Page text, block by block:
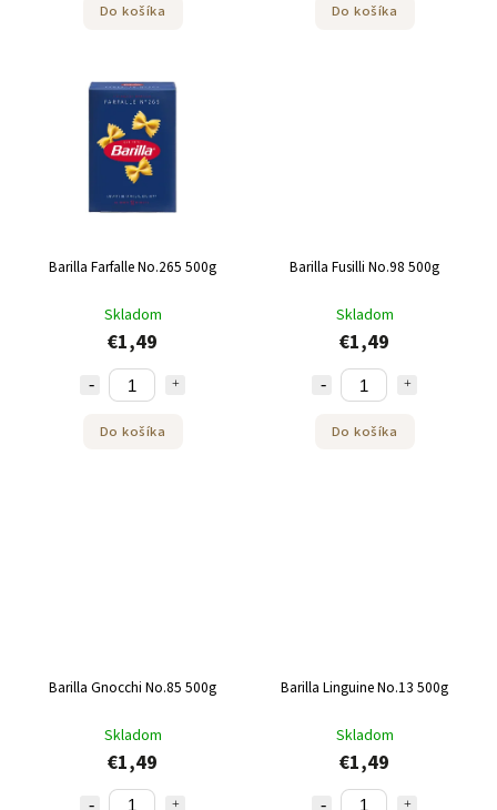
Do košíka Do košíka
Barilla Farfalle No.265 500g
Skladom
€1,49
Do košíka
Barilla Fusilli No.98 500g
Skladom
€1,49
Do košíka
Barilla Gnocchi No.85 500g
Skladom
€1,49
Barilla Linguine No.13 500g
Skladom
€1,49